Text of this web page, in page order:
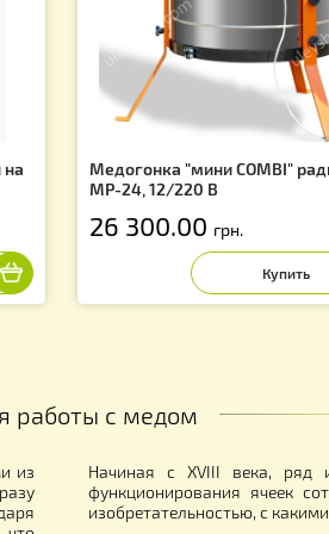
Вас могут заинтересовать
f